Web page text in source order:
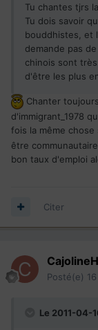
Tu chantes tjrs
Tu dois savoir
bouddhistes, et
demande pas
chinois sont
d'être les plus
Chanter
d'immigrant_1978
fois la même chose
être
bon taux d'emploi
Citer
Posté(e)
Le 2011-04-